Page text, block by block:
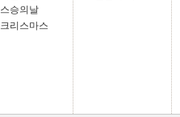
스승의날
크리스마스